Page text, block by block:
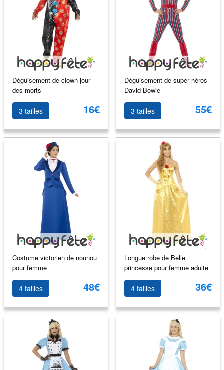
Déguisement de clown jour
des morts
3 tailles 16€
Déguisement de super héros
David Bowie
3 tailles 55€
Costume victorien de nounou
pour femme
4 tailles 48€
Longue robe de Belle
princesse pour femme adulte
4 tailles 36€